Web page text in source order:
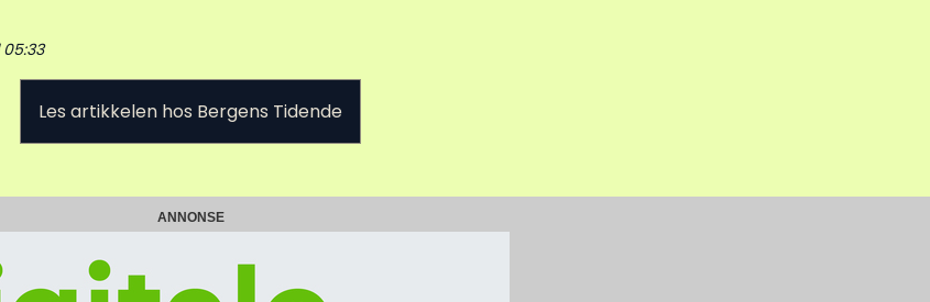
05:33
Les artikkelen hos Bergens Tidende
ANNONSE